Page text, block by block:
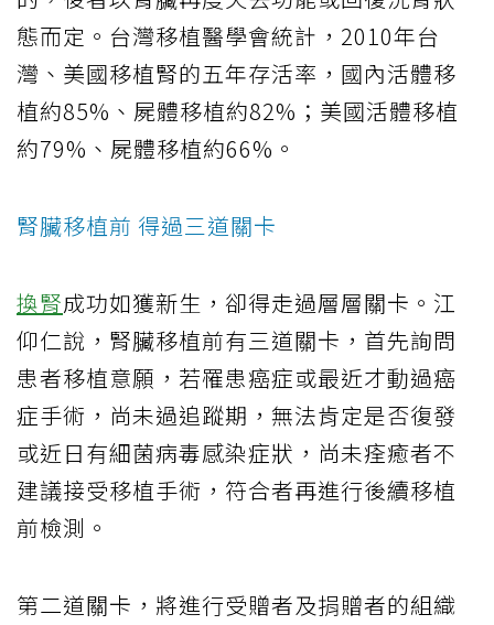
態而定。台灣移植醫學會統計，2010年台
灣、美國移植腎的五年存活率，國內活體移
植約85%、屍體移植約82%；美國活體移植
約79%、屍體移植約66%。
腎臟移植前 得過三道關卡
換腎成功如獲新生，卻得走過層層關卡。江
仰仁說，腎臟移植前有三道關卡，首先詢問
患者移植意願，若罹患癌症或最近才動過癌
症手術，尚未過追蹤期，無法肯定是否復發
或近日有細菌病毒感染症狀，尚未痊癒者不
建議接受移植手術，符合者再進行後續移植
前檢測。
第二道關卡，將進行受贈者及捐贈者的組織